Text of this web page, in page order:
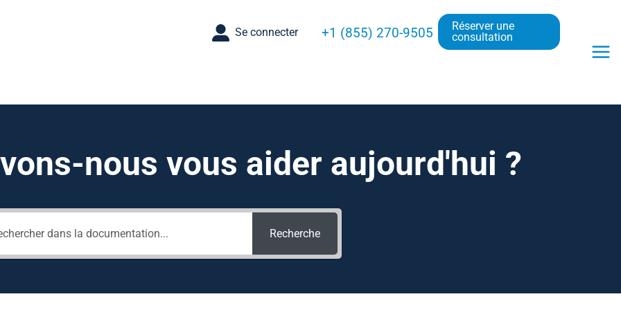
Se connecter +1 (855) 270-9505
Réserver une
consultation
nous vous aider aujourd'hui ?
Recherche